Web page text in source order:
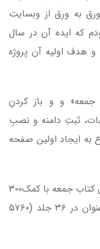
به ورق از وبسایت
که ایده آن در سال
هدف اولیه آن پروژه
جمعه» و و باز کردنِ
ثبتِ دامنه و نصبِ
به ایجاد اولین صفحه
كتاب جمعه با کمک۳۰۰
در ۳۶جلد (۵۷۶۰